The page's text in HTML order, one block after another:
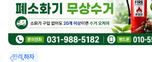
관리,하자